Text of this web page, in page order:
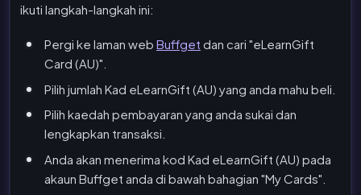
ikuti langkah-langkah ini:
Pergi ke laman web Buffget dan cari "eLearnGift
Card (AU)".
Pilih jumlah Kad eLearnGift (AU) yang anda mahu beli.
Pilih kaedah pembayaran yang anda sukai dan
lengkapkan transaksi.
Anda akan menerima kod Kad eLearnGift (AU) pada
akaun Buffget anda di bawah bahagian "My Cards".